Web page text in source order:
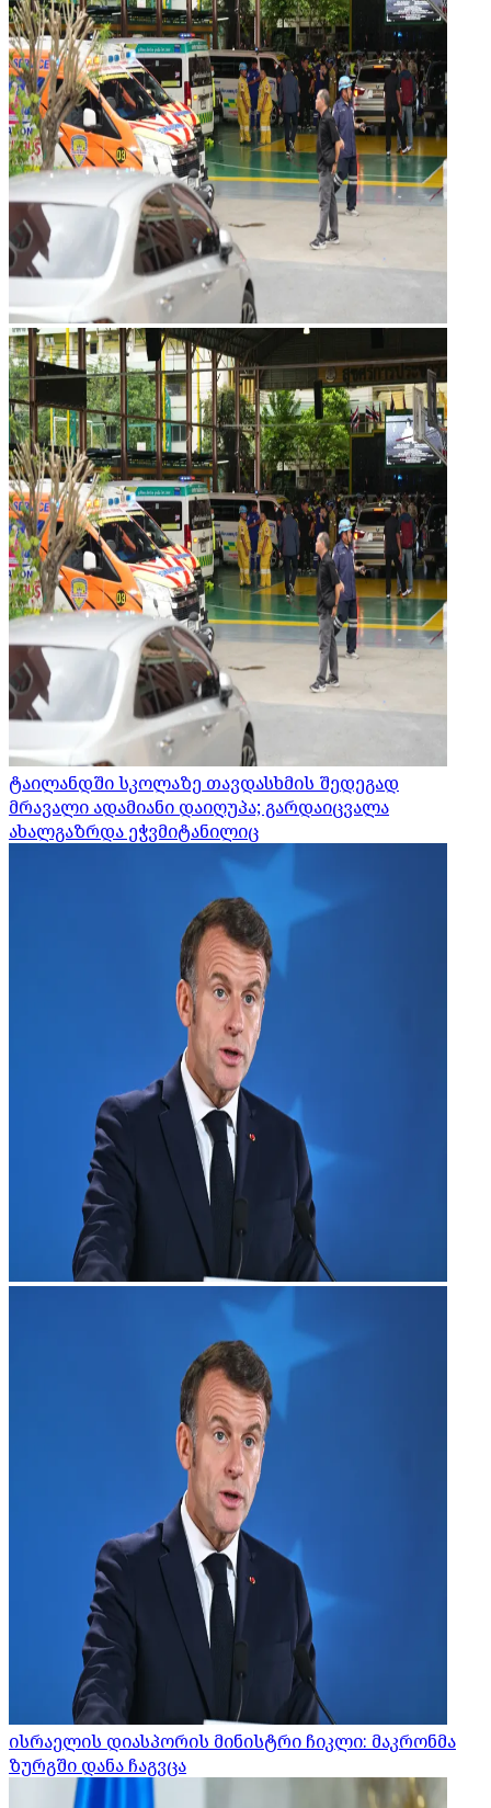
ტაილანდში სკოლაზე თავდასხმის შედეგად
მრავალი ადამიანი დაიღუპა; გარდაიცვალა
ახალგაზრდა ეჭვმიტანილიც
ისრაელის დიასპორის მინისტრი ჩიკლი: მაკრონმა
ზურგში დანა ჩაგვცა